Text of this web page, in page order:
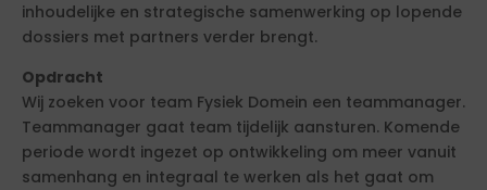
inhoudelijke en strategische samenwerking op lopende
dossiers met partners verder brengt.
Opdracht
Wij zoeken voor team Fysiek Domein een teammanager.
Teammanager gaat team tijdelijk aansturen. Komende
periode wordt ingezet op ontwikkeling om meer vanuit
samenhang en integraal te werken als het gaat om